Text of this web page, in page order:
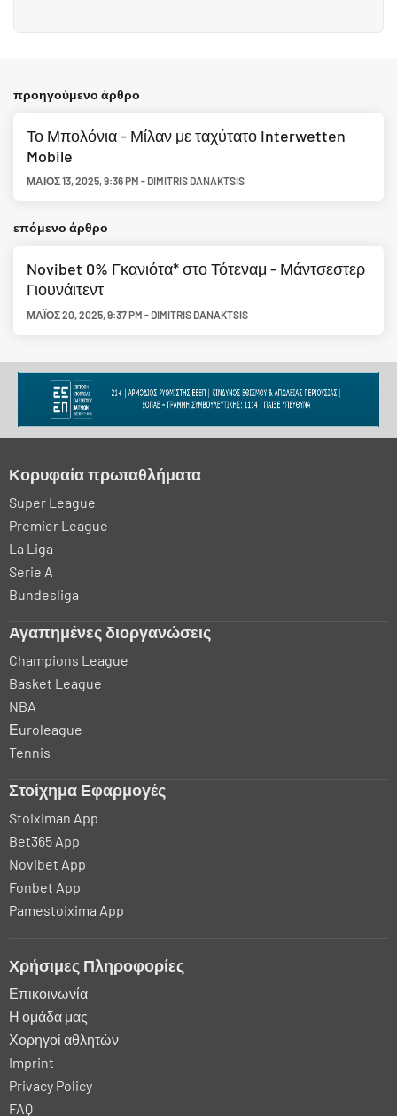
προηγούμενο άρθρο
Το Μπολόνια - Μίλαν με ταχύτατο Interwetten
Mobile
ΜΆΙΟΣ 13, 2025 9:36 PM - DIMITRIS DANAKTSIS
επόμενο άρθρο
Novibet 0% Γκανιότα* στο Τότεναμ - Μάντσεστερ
Γιουνάιτεντ
ΜΆΙΟΣ 20, 2025 9:37 PM - DIMITRIS DANAKTSIS
Κορυφαία πρωταθλήματα
Super League
Premier League
La Liga
Serie A
Bundesliga
Αγαπημένες διοργανώσεις
Champions League
Basket League
NBA
Εuroleague
Tennis
Στοίχημα Εφαρμογές
Stoiximan App
Bet365 App
Novibet App
Fonbet App
Pamestoixima App
Χρήσιμες Πληροφορίες
Επικοινωνία
Η ομάδα μας
Χορηγοί αθλητών
Imprint
Privacy Policy
FAQ